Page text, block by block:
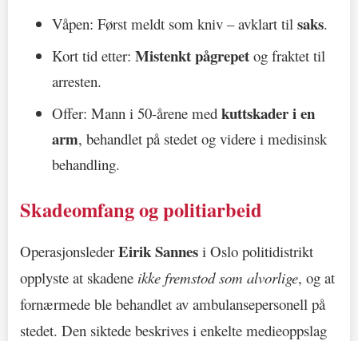
Våpen: Først meldt som kniv – avklart til saks.
Kort tid etter: Mistenkt pågrepet og fraktet til
arresten.
Offer: Mann i 50-årene med kuttskader i en
arm, behandlet på stedet og videre i medisinsk
behandling.
Skadeomfang og politiarbeid
OperasjonslederEirik Sannes i Oslo politidistrikt
opplyste at skadene ikke fremstod som alvorlige, og at
fornærmede ble behandlet av ambulansepersonell på
stedet. Den siktede beskrives i enkelte medieoppslag